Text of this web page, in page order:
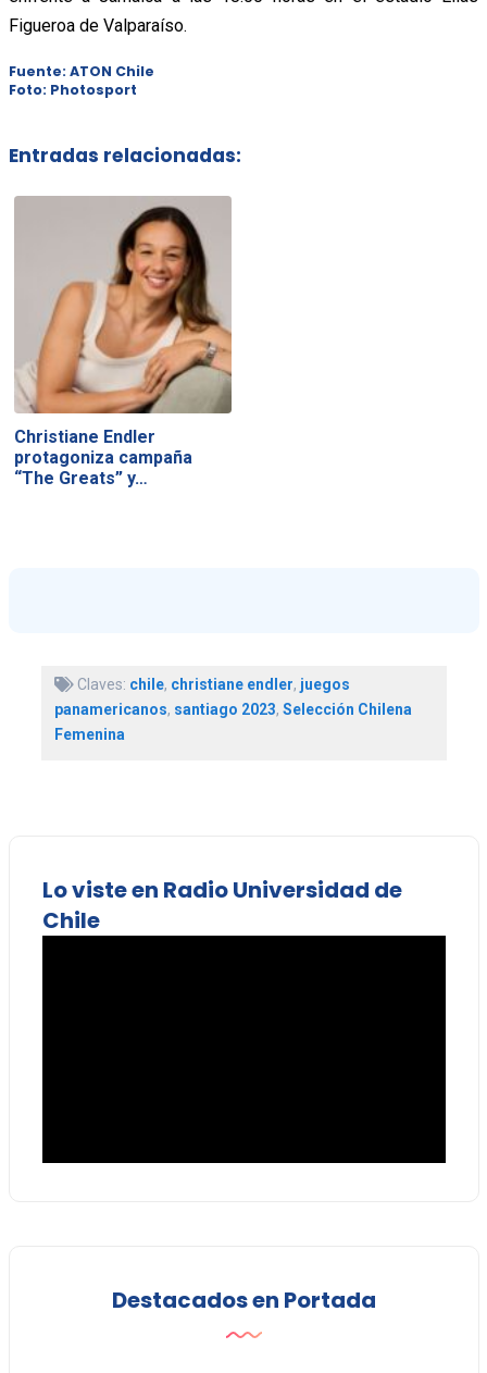
Figueroa de Valparaíso.
Fuente: ATON Chile
Foto: Photosport
Entradas relacionadas:
Christiane Endler
protagoniza campaña
“The Greats” y…
Claves: chile, christiane endler, juegos
panamericanos, santiago 2023, Selección Chilena
Femenina
Lo viste en Radio Universidad de
Chile
Destacados en Portada